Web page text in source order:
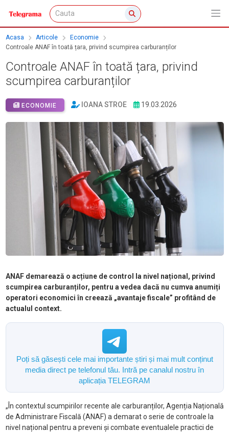
Acasa Articole
Economie
Controale ANAF în toată țara, privind scumpirea carburanților
Controale ANAF în toată țara, privind
scumpirea carburanților
ECONOMIE IOANA STROE 19.03.2026
ANAF demarează o acțiune de control la nivel național, privind
scumpirea carburanților, pentru a vedea dacă nu cumva anumiți
operatori economici în creează „avantaje fiscale” profitând de
actualul context.
Poți să găsești cele mai importante știri și mai mult conținut
media direct pe telefonul tău. Intră pe canalul nostru în
aplicația TELEGRAM
„În contextul scumpirilor recente ale carburanților, Agenția Națională
de Administrare Fiscală (ANAF) a demarat o serie de controale la
nivel național pentru a preveni și combate eventualele practici de